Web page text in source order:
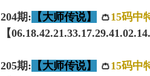
204期: 【大师传说】 👛15码中
【
205期: 【大师传说】 👛15码中